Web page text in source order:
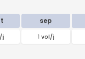
sep
j 1 vol/j